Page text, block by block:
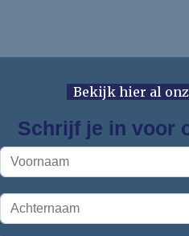
Bekijk hier al
Schrijf je in voor